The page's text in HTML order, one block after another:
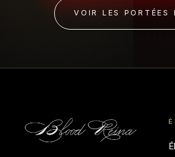
VOIR LES PORTÉES